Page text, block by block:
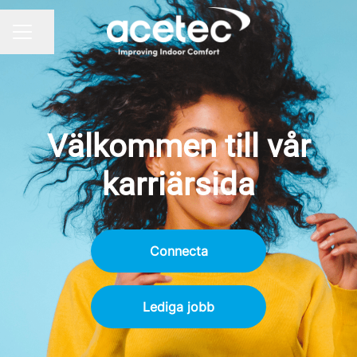
KARRIÄRMENY
Dela sidan
Välkommen till vår
karriärsida
Connecta
Lediga jobb